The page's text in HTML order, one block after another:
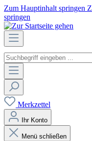
Zum Hauptinhalt springen
springen
Merkzettel
Ihr Konto
Menü schließen